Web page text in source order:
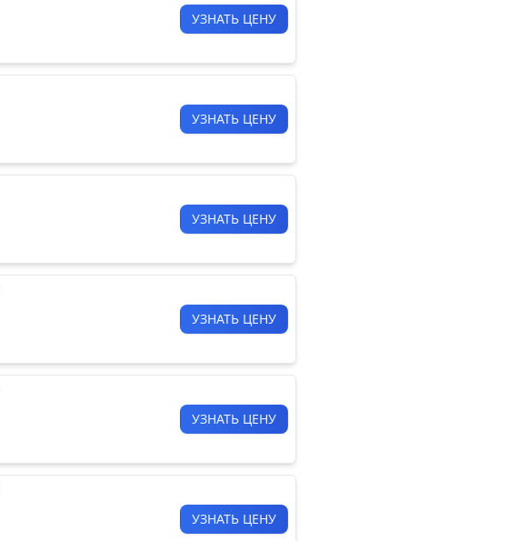
УЗНАТЬ ЦЕНУ
УЗНАТЬ ЦЕНУ
УЗНАТЬ ЦЕНУ
УЗНАТЬ ЦЕНУ
УЗНАТЬ ЦЕНУ
УЗНАТЬ ЦЕНУ